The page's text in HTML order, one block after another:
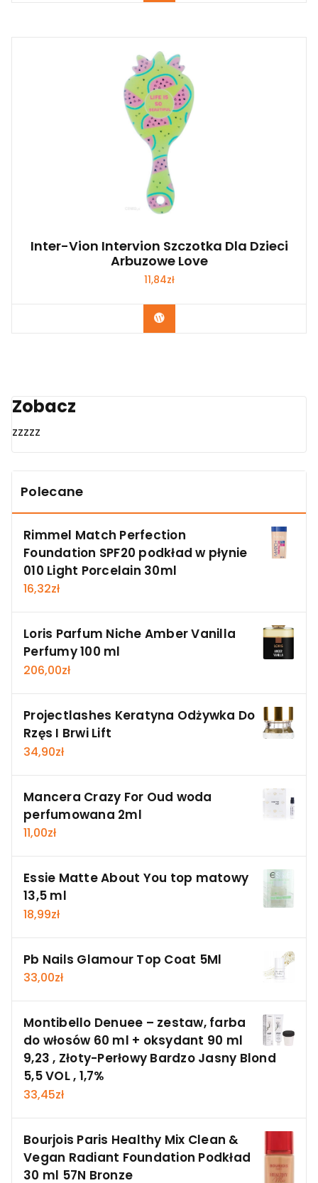
Inter-Vion Intervion Szczotka Dla Dzieci
Arbuzowe Love
11,84zł
Zobacz
Zobacz
zzzzz
Polecane
Rimmel Match Perfection
Foundation SPF20 podkład w płynie
010 Light Porcelain 30ml
16,32zł
Loris Parfum Niche Amber Vanilla
Perfumy 100 ml
206,00zł
Projectlashes Keratyna Odżywka Do
Rzęs I Brwi Lift
34,90zł
Mancera Crazy For Oud woda
perfumowana 2ml
11,00zł
Essie Matte About You top matowy
13,5 ml
18,99zł
Pb Nails Glamour Top Coat 5Ml
33,00zł
Montibello Denuee – zestaw, farba
do włosów 60 ml + oksydant 90 ml
9,23 , Złoty-Perłowy Bardzo Jasny Blond
5,5 VOL , 1,7%
33,45zł
Bourjois Paris Healthy Mix Clean &
Vegan Radiant Foundation Podkład
30 ml 57N Bronze